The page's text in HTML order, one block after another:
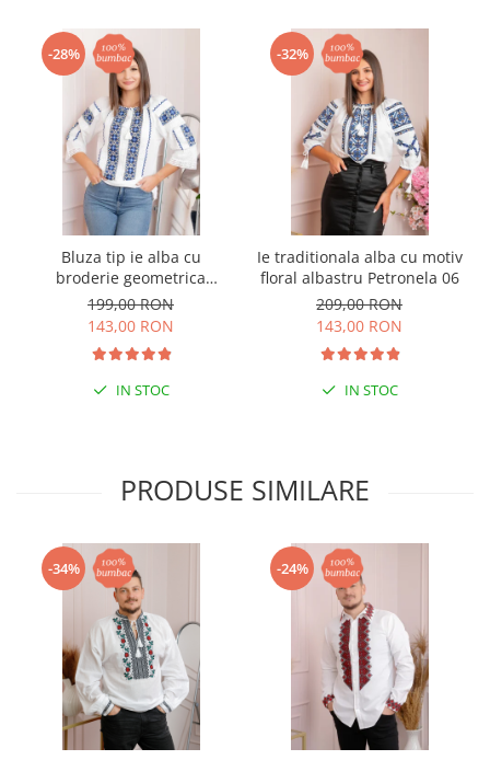
-28%
Bluza tip ie alba cu
broderie geometrica
albastra Irene
199,00 RON
143,00 RON
IN STOC
-32%
Ie traditionala alba cu motiv
floral albastru Petronela 06
209,00 RON
143,00 RON
IN STOC
PRODUSE SIMILARE
-34% -24%